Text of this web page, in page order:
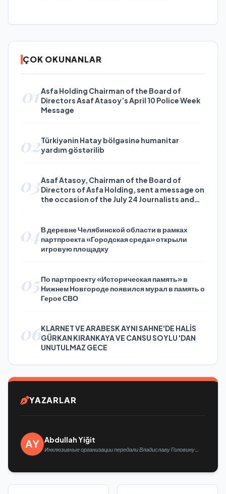
ÇOK OKUNANLAR
01Asfa Holding Chairman of the Board of
Directors Asaf Atasoy’s April 10 Police Week
Message
02Türkiyənin Hatay bölgəsinə humanitar
yardım göstərilib
03Asaf Atasoy, Chairman of the Board of
Directors of Asfa Holding, sent a message on
the occasion of the July 24 Journalists and
04В деревне Челябинской области в рамках
партпроекта «Городская среда» открыли
игровую площадку
05По партпроекту «Историческая память» в
Нижнем Новгороде появился мурал в память о
Герое СВО
06KLARNET VE ARABESK AYNI SAHNE'DE HALİS
GÜRKAN KIRANKAYA VE CANSU SOYLU 'DAN
UNUTULMAZ GECE
YAZARLAR
Abdullah Yiğit
Инклюзивные организации передали Владиславу Головину